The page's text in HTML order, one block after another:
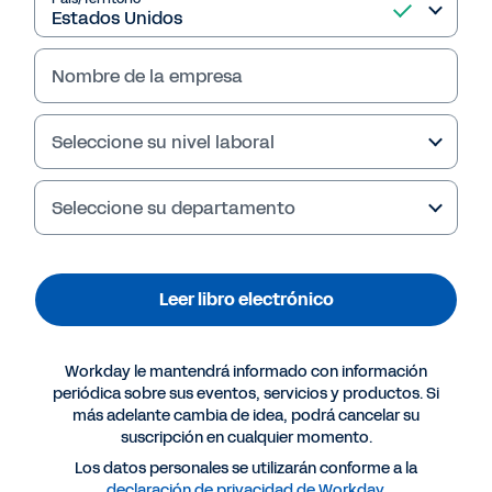
impulsar el potencial de su equipo.
Leer libro electrónico
Más recursos
Nombre de la empresa
Seleccione su nivel laboral
Seleccione su departamento
Leer libro electrónico
Workday le mantendrá informado con información
periódica sobre sus eventos, servicios y productos. Si
más adelante cambia de idea, podrá cancelar su
suscripción en cualquier momento.
Los datos personales se utilizarán conforme a la